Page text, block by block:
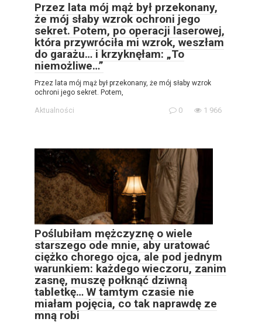
Przez lata mój mąż był przekonany,
że mój słaby wzrok ochroni jego
sekret. Potem, po operacji laserowej,
która przywróciła mi wzrok, weszłam
do garażu… i krzyknęłam: „To
niemożliwe…”
Przez lata mój mąż był przekonany, że mój słaby wzrok
ochroni jego sekret. Potem,
Aktualności 0 1 966
Poślubiłam mężczyznę o wiele
starszego ode mnie, aby uratować
ciężko chorego ojca, ale pod jednym
warunkiem: każdego wieczoru, zanim
zasnę, muszę połknąć dziwną
tabletkę… W tamtym czasie nie
miałam pojęcia, co tak naprawdę ze
mną robi